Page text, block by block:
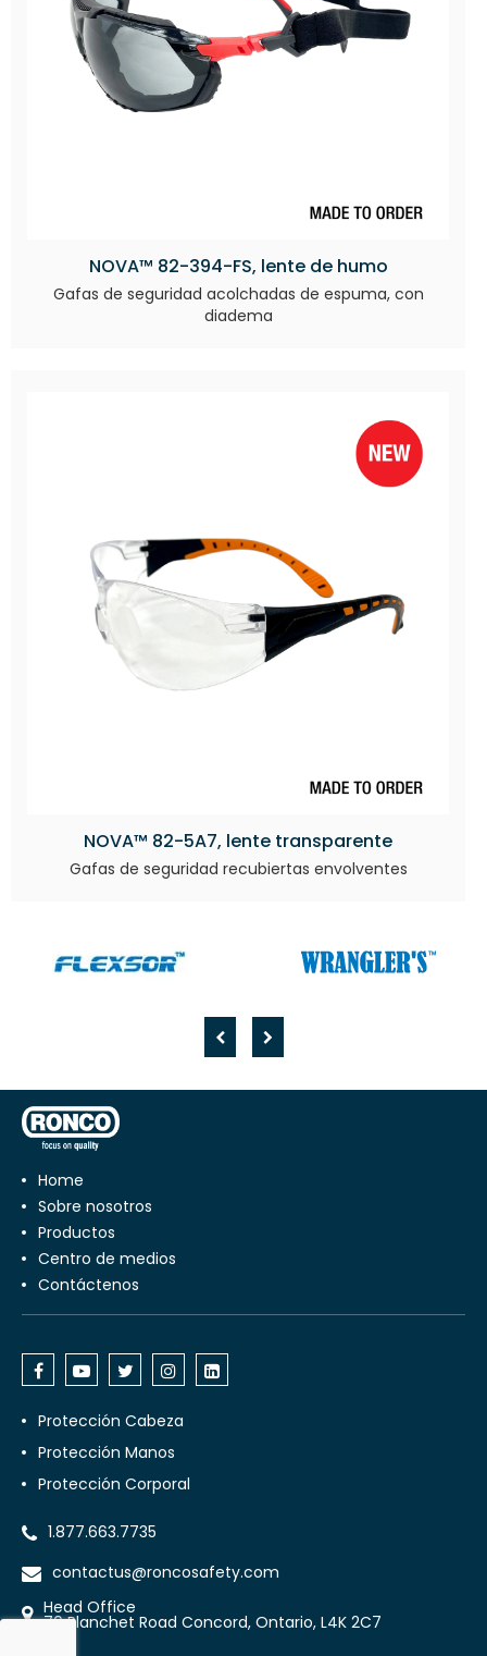
NOVA™ 82-394-FS, lente de humo
Gafas de seguridad acolchadas de espuma, con
diadema
NOVA™ 82-5A7, lente transparente
Gafas de seguridad recubiertas envolventes
Home
Sobre nosotros
Productos
Centro de medios
Contáctenos
Protección Cabeza
Protección Manos
Protección Corporal
1.877.663.7735
contactus@roncosafety.com
Head Office
70 Planchet Road Concord, Ontario, L4K 2C7